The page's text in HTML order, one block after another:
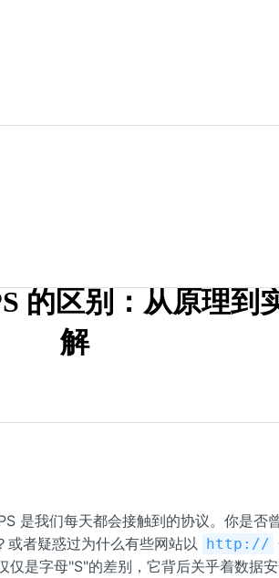
的区别：从原理到
解
是我们每天都会接触到的协议。你是否
者疑惑过为什么有些网站以
http://
仅是字母"S"的差别，它背后关乎着数据